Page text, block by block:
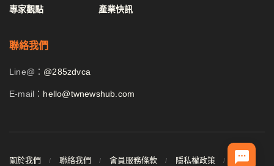
專家觀點
產業快訊
聯絡我們
Line@： @285zdvca
E-mail： hello@twnewshub.com
關於我們 聯絡我們 會員服務條款 隱私權政策